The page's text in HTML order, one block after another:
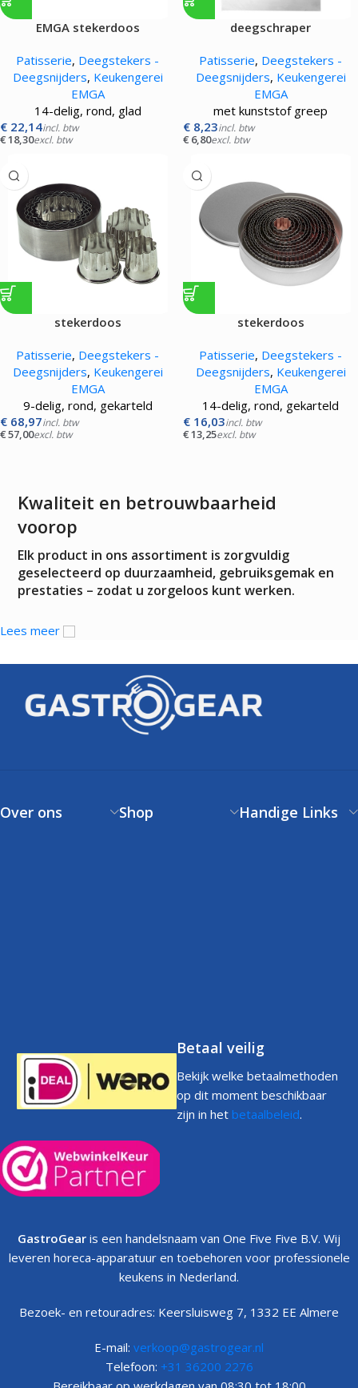
EMGA stekerdoos
Patisserie, Deegstekers -
Deegsnijders, Keukengerei
EMGA
14-delig, rond, glad
€ 22,14incl. btw
€18,30excl. btw
deegschraper
Patisserie, Deegstekers -
Deegsnijders, Keukengerei
EMGA
met kunststof greep
€ 8,23incl. btw
€ 6,80excl. btw
stekerdoos
Patisserie, Deegstekers -
Deegsnijders, Keukengerei
EMGA
9-delig, rond, gekarteld
€ 68,97incl. btw
€57,00excl. btw
stekerdoos
Patisserie, Deegstekers -
Deegsnijders, Keukengerei
EMGA
14-delig, rond, gekarteld
€ 16,03incl. btw
€13,25excl. btw
Kwaliteit en betrouwbaarheid
voorop
Elk product in ons assortiment is zorgvuldig
geselecteerd op duurzaamheid, gebruiksgemak en
prestaties – zodat u zorgeloos kunt werken.
Lees meer
Over ons Shop Handige Links
Betaal veilig
Bekijk welke betaalmethoden
op dit moment beschikbaar
zijn in het betaalbeleid.
GastroGear is een handelsnaam van One Five Five B.V. Wij
leveren horeca-apparatuur en toebehoren voor professionele
keukens in Nederland.
Bezoek- en retouradres: Keersluisweg 7, 1332 EE Almere
E-mail: verkoop@gastrogear.nl
Telefoon: +31 36200 2276